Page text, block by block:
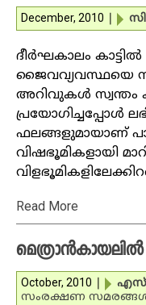
December, 2010
ദീര്‍ഘകാലം കാട്ടില്‍
ജൈവവ്യവസ്ഥയെ
അറിവുകള്‍ സ്വന്തം
പ്രയോഗിച്ചപ്പോള്‍
ഫലങ്ങളുമായാണ്
വിഷഭൂമികളായി
Read More
October, 2010
സംരക്ഷണ